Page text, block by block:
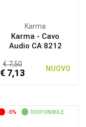
Karma
Karma - Cavo
Audio CA 8212
€ 7,50
€ 7,13 NUOVO
-5% DISPONIBILE